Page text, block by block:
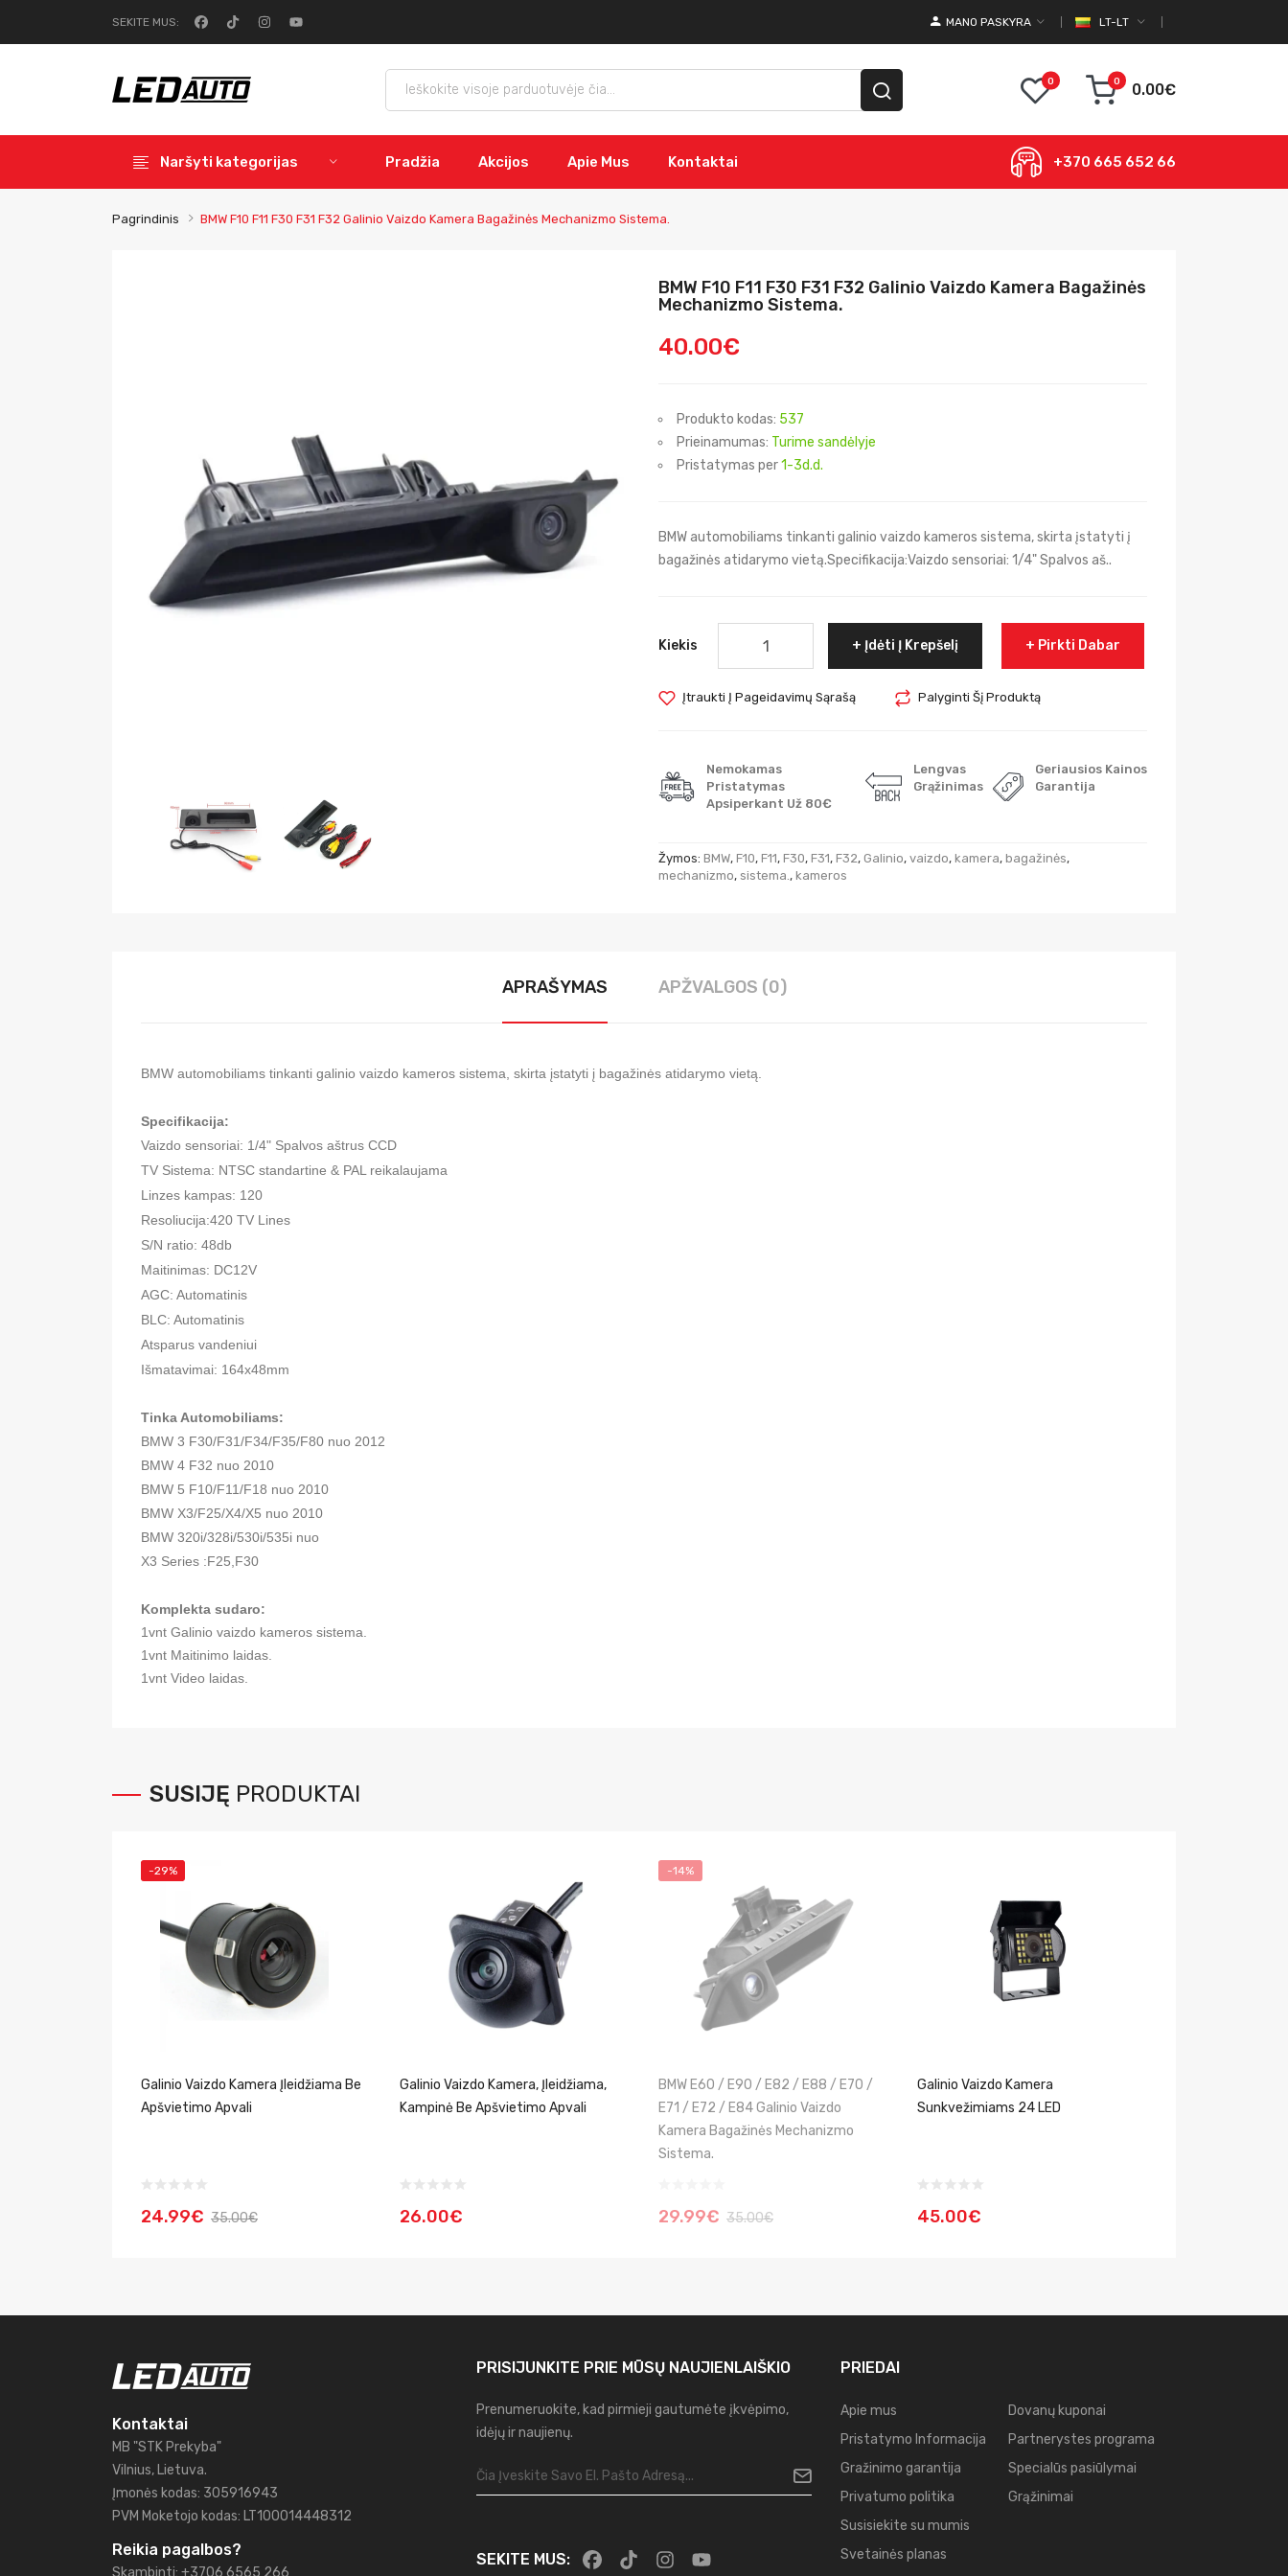
SEKITE MUS: LT-LT
MANO PASKYRA
0 0 0.00€
Naršyti kategorijas Pradžia Akcijos Apie Mus Kontaktai +370 665 652 66
Pagrindinis BMW F10 F11 F30 F31 F32 Galinio Vaizdo Kamera Bagažinės Mechanizmo Sistema.
BMW F10 F11 F30 F31 F32 Galinio Vaizdo Kamera Bagažinės
Mechanizmo Sistema.
40.00€
Produkto kodas: 537
Prieinamumas: Turime sandėlyje
Pristatymas per1-3d.d.
BMW automobiliams tinkanti galinio vaizdo kameros sistema, skirta įstatyti į
bagažinės atidarymo vietą.Specifikacija:Vaizdo sensoriai: 1/4" Spalvos aš..
Kiekis Įdėti Į Krepšelį Pirkti Dabar
Įtraukti Į Pageidavimų Sąrašą Palyginti Šį Produktą
Nemokamas
Pristatymas
Apsiperkant Už 80€
Lengvas
Grąžinimas
Geriausios Kainos
Garantija
Žymos: BMW, F10, F11, F30, F31, F32, Galinio, vaizdo, kamera, bagažinės,
mechanizmo, sistema., kameros
APRAŠYMAS APŽVALGOS (0)
BMW automobiliams tinkanti galinio vaizdo kameros sistema, skirta įstatyti į bagažinės atidarymo vietą.
Specifikacija:
Vaizdo sensoriai: 1/4" Spalvos aštrus CCD
TV Sistema: NTSC standartine & PAL reikalaujama
Linzes kampas: 120
Resoliucija:420 TV Lines
S/N ratio: 48db
Maitinimas: DC12V
AGC: Automatinis
BLC: Automatinis
Atsparus vandeniui
Išmatavimai: 164x48mm
Tinka Automobiliams:
BMW 3 F30/F31/F34/F35/F80 nuo 2012
BMW 4 F32 nuo 2010
BMW 5 F10/F11/F18 nuo 2010
BMW X3/F25/X4/X5 nuo 2010
BMW 320i/328i/530i/535i nuo
X3 Series :F25,F30
Komplekta sudaro:
1vnt Galinio vaizdo kameros sistema.
1vnt Maitinimo laidas.
1vnt Video laidas.
SUSIJĘ PRODUKTAI
-29%
Galinio Vaizdo Kamera Įleidžiama Be
Apšvietimo Apvali
24.99€ 35.00€
Galinio Vaizdo Kamera, Įleidžiama,
Kampinė Be Apšvietimo Apvali
26.00€
-14%
BMW E60 / E90 / E82 / E88 / E70 /
E71 / E72 / E84 Galinio Vaizdo
Kamera Bagažinės Mechanizmo
Sistema.
29.99€ 35.00€
Galinio Vaizdo Kamera
Sunkvežimiams 24 LED
45.00€
Kontaktai
MB "STK Prekyba"
Vilnius, Lietuva.
Įmonės kodas: 305916943
PVM Moketojo kodas: LT100014448312
Reikia pagalbos?
Skambinti: +3706 6565 266
PRISIJUNKITE PRIE MŪSŲ NAUJIENLAIŠKIO
Prenumeruokite, kad pirmieji gautumėte įkvėpimo,
idėjų ir naujienų.
SEKITE MUS:
PRIEDAI
Apie mus
Pristatymo Informacija
Gražinimo garantija
Privatumo politika
Susisiekite su mumis
Svetainės planas
Dovanų kuponai
Partnerystes programa
Specialūs pasiūlymai
Grąžinimai